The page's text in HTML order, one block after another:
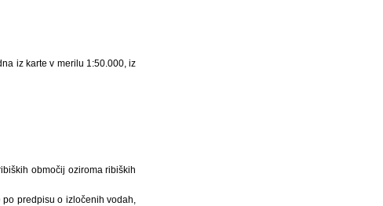
iz karte v merilu 1:50.000, iz
območij oziroma ribiških
predpisu o izločenih vodah,